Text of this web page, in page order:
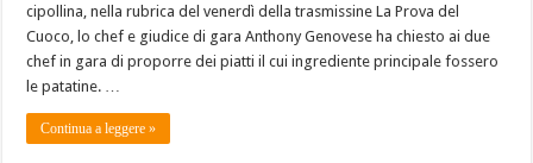
cipollina, nella rubrica del venerdì della trasmissine La Prova del
Cuoco, lo chef e giudice di gara Anthony Genovese ha chiesto ai due
chef in gara di proporre dei piatti il cui ingrediente principale fossero
le patatine. …
Continua a leggere »